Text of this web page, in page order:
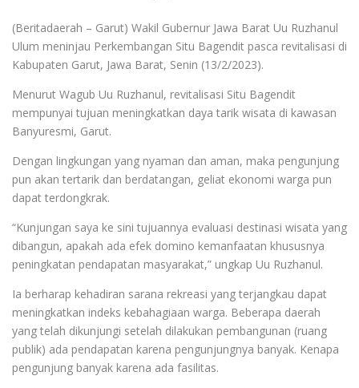
(Beritadaerah – Garut) Wakil Gubernur Jawa Barat Uu Ruzhanul
Ulum meninjau Perkembangan Situ Bagendit pasca revitalisasi di
Kabupaten Garut, Jawa Barat, Senin (13/2/2023).
Menurut Wagub Uu Ruzhanul, revitalisasi Situ Bagendit
mempunyai tujuan meningkatkan daya tarik wisata di kawasan
Banyuresmi, Garut.
Dengan lingkungan yang nyaman dan aman, maka pengunjung
pun akan tertarik dan berdatangan, geliat ekonomi warga pun
dapat terdongkrak.
“Kunjungan saya ke sini tujuannya evaluasi destinasi wisata yang
dibangun, apakah ada efek domino kemanfaatan khususnya
peningkatan pendapatan masyarakat,” ungkap Uu Ruzhanul.
Ia berharap kehadiran sarana rekreasi yang terjangkau dapat
meningkatkan indeks kebahagiaan warga. Beberapa daerah
yang telah dikunjungi setelah dilakukan pembangunan (ruang
publik) ada pendapatan karena pengunjungnya banyak. Kenapa
pengunjung banyak karena ada fasilitas.